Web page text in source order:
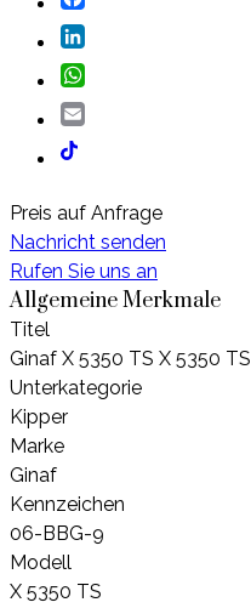
Preis auf Anfrage
Nachricht senden
Rufen Sie uns an
Allgemeine Merkmale
Titel
Ginaf X 5350 TS X 5350 TS
Unterkategorie
Kipper
Marke
Ginaf
Kennzeichen
06-BBG-9
Modell
X 5350 TS